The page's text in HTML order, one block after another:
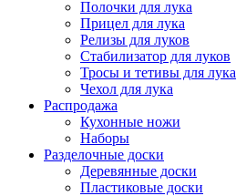
Полочки для лука
Прицел для лука
Релизы для луков
Стабилизатор для луков
Тросы и тетивы для лука
Чехол для лука
Распродажа
Кухонные ножи
Наборы
Разделочные доски
Деревянные доски
Пластиковые доски